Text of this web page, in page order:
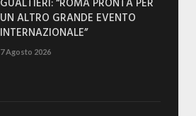
GUALTIERI: “ROMA PRONTA PER
UN ALTRO GRANDE EVENTO
INTERNAZIONALE”
7 Agosto 2026